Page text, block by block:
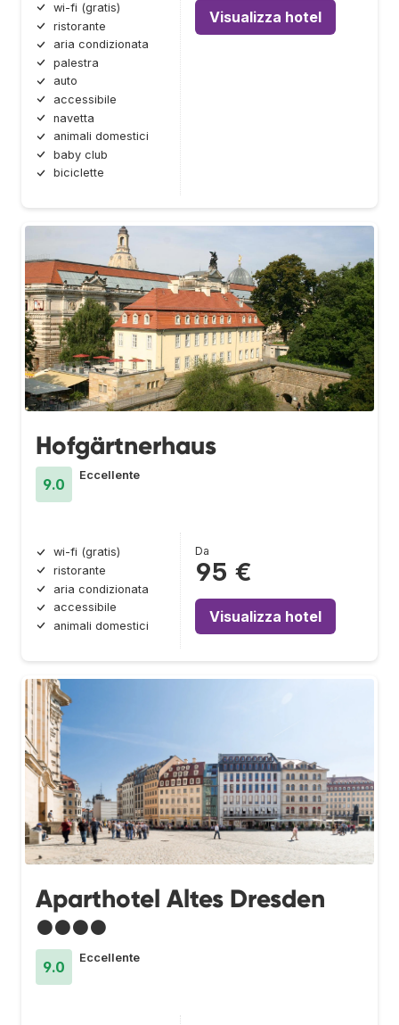
wi-fi (gratis)
ristorante
aria condizionata
palestra
auto
accessibile
navetta
animali domestici
baby club
biciclette
Visualizza hotel
Hofgärtnerhaus
9.0
Eccellente
wi-fi (gratis)
ristorante
aria condizionata
accessibile
animali domestici
Da
95 €
Visualizza hotel
Aparthotel Altes Dresden
●●●●
9.0
Eccellente